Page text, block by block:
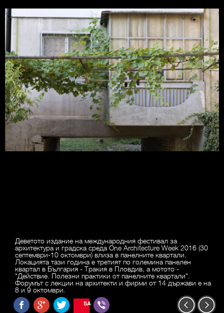
Деветото издание на международния фестивал за
архитектура и градска среда One Architecture Week 2016 (30
септември-10 октомври) влиза в панелните квартали.
Локацията тази година е третият по големина панелен
квартал в България - Тракия в Пловдив, а мотото -
"Действие. Полезни практики от панелните квартали".
Форумът с лекции на архитекти и фирми от 14 държави е на
8 и 9 октомври.
SAVE